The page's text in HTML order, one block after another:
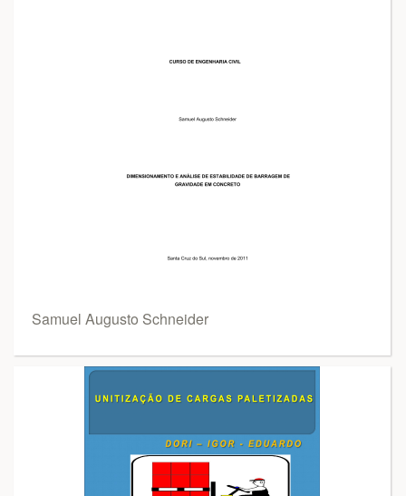
Samuel Augusto Schneider